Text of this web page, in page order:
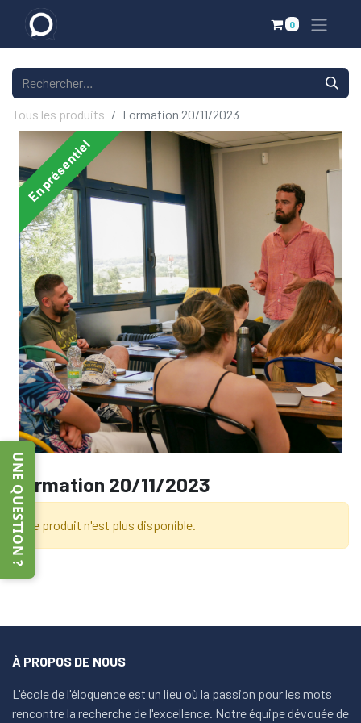
UNE QUESTION ?
0
Tous les produits Formation 20/11/2023
En présentiel
Formation 20/11/2023
Ce produit n'est plus disponible.
À PROPOS DE NOUS
L'école de l'éloquence est un lieu où la passion pour les mots
rencontre la recherche de l'excellence. Notre équipe dévouée de